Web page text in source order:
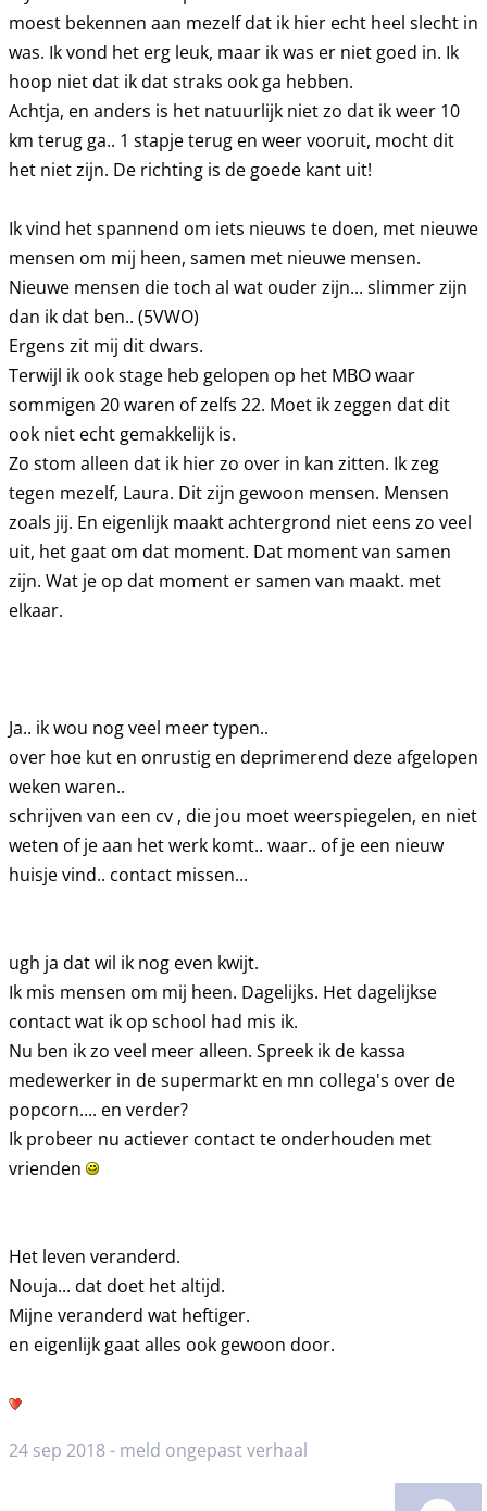
moest bekennen aan mezelf dat ik hier echt heel slecht in
was. Ik vond het erg leuk, maar ik was er niet goed in. Ik
hoop niet dat ik dat straks ook ga hebben.
Achtja, en anders is het natuurlijk niet zo dat ik weer 10
km terug ga.. 1 stapje terug en weer vooruit, mocht dit
het niet zijn. De richting is de goede kant uit!
Ik vind het spannend om iets nieuws te doen, met nieuwe
mensen om mij heen, samen met nieuwe mensen.
Nieuwe mensen die toch al wat ouder zijn... slimmer zijn
dan ik dat ben.. (5VWO)
Ergens zit mij dit dwars.
Terwijl ik ook stage heb gelopen op het MBO waar
sommigen 20 waren of zelfs 22. Moet ik zeggen dat dit
ook niet echt gemakkelijk is.
Zo stom alleen dat ik hier zo over in kan zitten. Ik zeg
tegen mezelf, Laura. Dit zijn gewoon mensen. Mensen
zoals jij. En eigenlijk maakt achtergrond niet eens zo veel
uit, het gaat om dat moment. Dat moment van samen
zijn. Wat je op dat moment er samen van maakt. met
elkaar.
Ja.. ik wou nog veel meer typen..
over hoe kut en onrustig en deprimerend deze afgelopen
weken waren..
schrijven van een cv , die jou moet weerspiegelen, en niet
weten of je aan het werk komt.. waar.. of je een nieuw
huisje vind.. contact missen...
ugh ja dat wil ik nog even kwijt.
Ik mis mensen om mij heen. Dagelijks. Het dagelijkse
contact wat ik op school had mis ik.
Nu ben ik zo veel meer alleen. Spreek ik de kassa
medewerker in de supermarkt en mn collega's over de
popcorn.... en verder?
Ik probeer nu actiever contact te onderhouden met
vrienden
Het leven veranderd.
Nouja... dat doet het altijd.
Mijne veranderd wat heftiger.
en eigenlijk gaat alles ook gewoon door.
24 sep 2018 - meld ongepast verhaal